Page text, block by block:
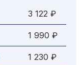
3 122 ₽
1 990 ₽
1 230 ₽